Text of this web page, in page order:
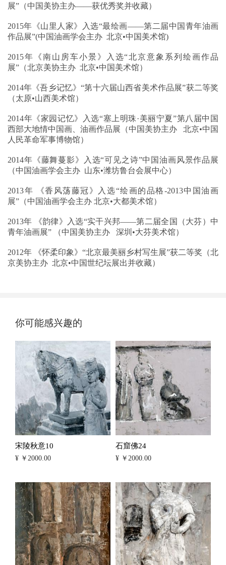
展”（中国美协主办——获优秀奖并收藏）
2015年《山里人家》入选“最绘画——第二届中国青年油画
作品展”(中国油画学会主办 北京•中国美术馆)
2015年《南山房车小景》入选“北京意象系列绘画作品
展”（北京美协主办 北京•中国美术馆）
2014年《吾乡记忆》“第十六届山西省美术作品展”获二等奖
（太原•山西美术馆）
2014年《家园记忆》入选“塞上明珠·美丽宁夏”第八届中国
西部大地情中国画、油画作品展（中国美协主办 北京•中国
人民革命军事博物馆）
2014年《藤舞蔓影》入选“可见之诗”中国油画风景作品展
（中国油画学会主办 山东•潍坊鲁台会展中心）
2013年 《香风荡藤冠》入选“绘画的品格-2013中国油画
展”（中国油画学会主办 北京•大都美术馆）
2013年 《韵律》入选“实干兴邦——第二届全国（大芬）中
青年油画展” （中国美协主办 深圳•大芬美术馆）
2012年 《怀柔印象》“北京最美丽乡村写生展”获二等奖（北
京美协主办 北京•中国世纪坛展出并收藏）
你可能感兴趣的
宋陵秋意10
¥ ￥2000.00
石窟佛24
¥ ￥2000.00